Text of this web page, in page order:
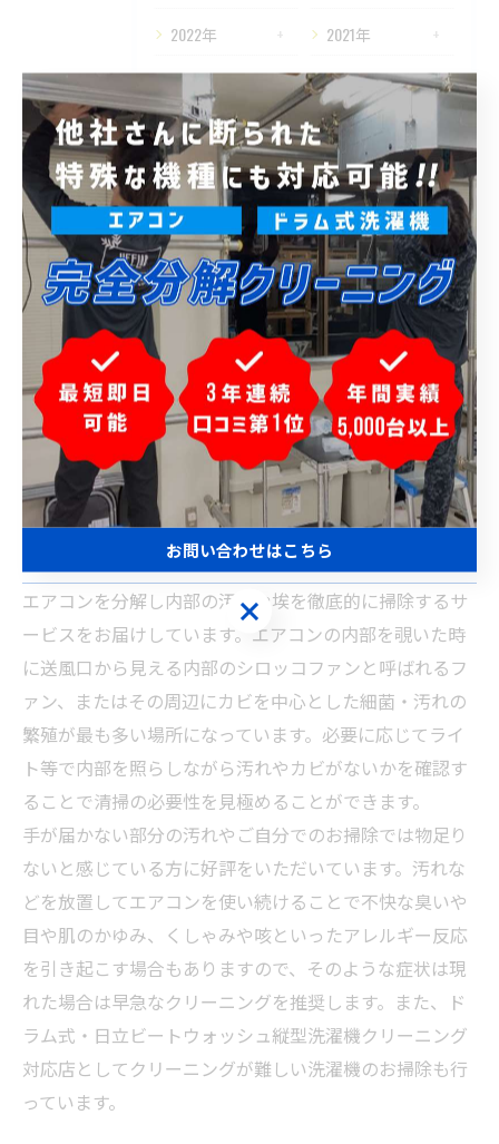
2022年
2021年
2020年
タグ Tags
東京 ハウスクリーニング 縦型
室外機 カビ メンテナンス 排水口
掃除機能付き 業務用 講習
パナソニック 日立
エアコン取り付け工事
エアコンを分解し内部の汚れや埃を徹底的に掃除するサ
ービスをお届けしています。エアコンの内部を覗いた時
に送風口から見える内部のシロッコファンと呼ばれるフ
ァン、またはその周辺にカビを中心とした細菌・汚れの
繁殖が最も多い場所になっています。必要に応じてライ
ト等で内部を照らしながら汚れやカビがないかを確認す
ることで清掃の必要性を見極めることができます。
手が届かない部分の汚れやご自分でのお掃除では物足り
ないと感じている方に好評をいただいています。汚れな
どを放置してエアコンを使い続けることで不快な臭いや
目や肌のかゆみ、くしゃみや咳といったアレルギー反応
を引き起こす場合もありますので、そのような症状は現
れた場合は早急なクリーニングを推奨します。また、ド
ラム式・日立ビートウォッシュ縦型洗濯機クリーニング
対応店としてクリーニングが難しい洗濯機のお掃除も行
っています。
お問い合わせはこちら